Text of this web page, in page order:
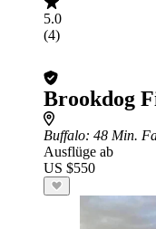
5.0
(4)
Brookdog
Buffalo: 48 Min.
Ausflüge ab
US $550